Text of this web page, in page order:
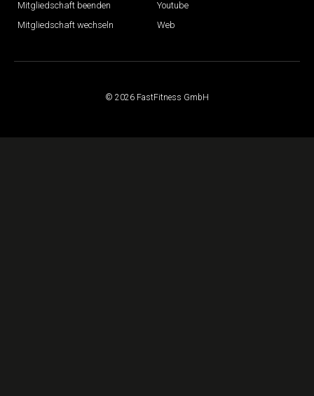
Mitgliedschaft beenden
Mitgliedschaft wechseln
Youtube
Web
© 2026 FastFitness GmbH